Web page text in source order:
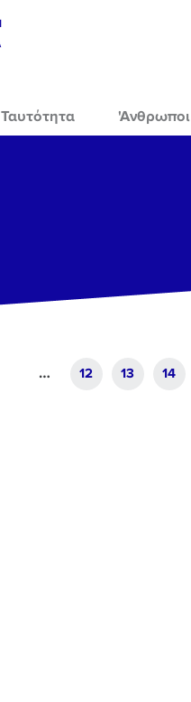
Ταυτότητα 'Ανθρωποι
… 12 13 14